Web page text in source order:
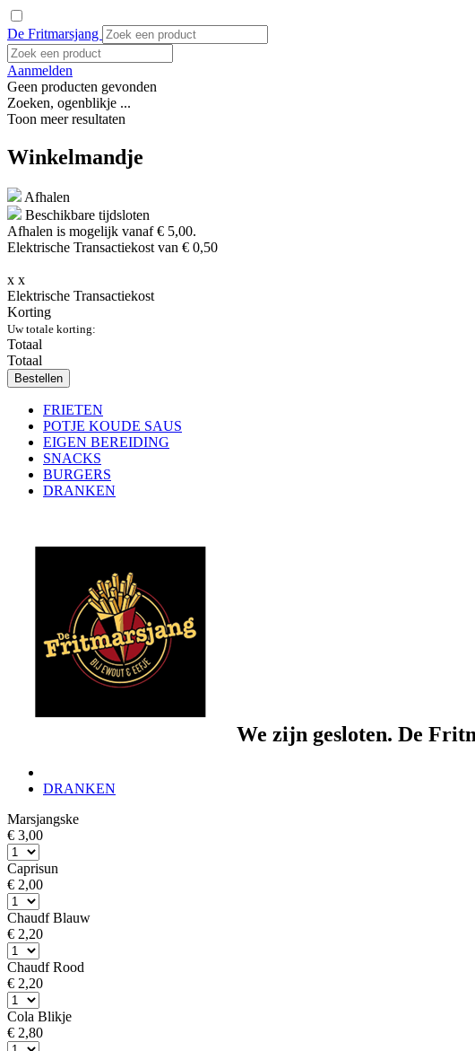
De Fritmarsjang
Aanmelden
Geen producten gevonden
Zoeken, ogenblikje ...
Toon meer resultaten
Winkelmandje
Afhalen
Beschikbare tijdsloten
Afhalen is mogelijk vanaf€ 5,00.
Elektrische Transactiekost van € 0,50
x x
Elektrische Transactiekost
Korting
Uw totale korting:
Totaal
Totaal
Bestellen
FRIETEN
POTJE KOUDE SAUS
EIGEN BEREIDING
SNACKS
BURGERS
DRANKEN
We zijn gesloten. De
DRANKEN
Marsjangske
€ 3,00
Caprisun
€ 2,00
Chaudf Blauw
€ 2,20
Chaudf Rood
€ 2,20
Cola Blikje
€ 2,80